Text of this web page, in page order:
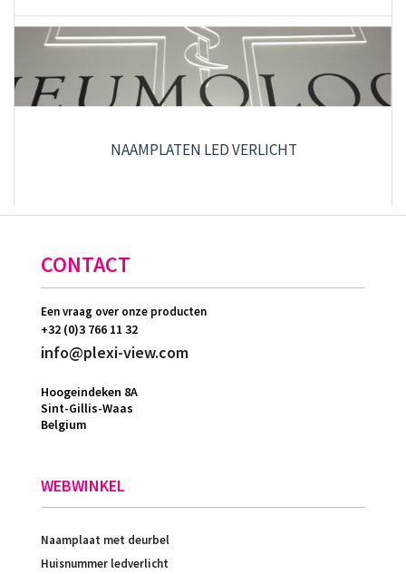
NAAMPLATEN LED VERLICHT
CONTACT
Een vraag over onze producten
+32 (0)3 766 11 32
info@plexi-view.com
Hoogeindeken 8A
Sint-Gillis-Waas
Belgium
WEBWINKEL
Naamplaat met deurbel
Huisnummer ledverlicht